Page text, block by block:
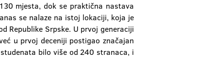
mjesta, dok se praktična nastava
se nalaze na istoj lokaciji, koja je
Republike Srpske. U prvoj generaciji
u prvoj deceniji postigao značajan
bilo više od 240 stranaca, i